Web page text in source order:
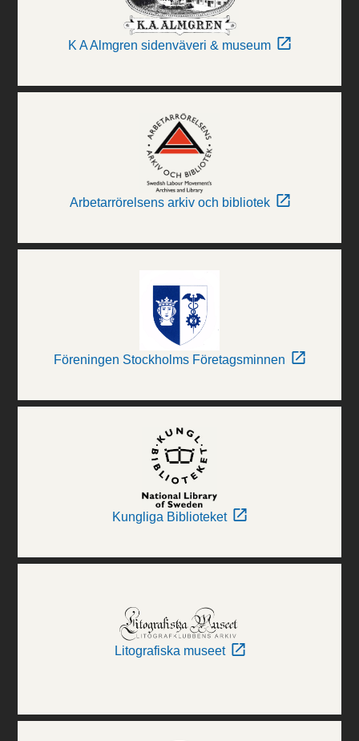
K A Almgren sidenväveri & museum
Arbetarrörelsens arkiv och bibliotek
Föreningen Stockholms Företagsminnen
Kungliga Biblioteket
Litografiska museet